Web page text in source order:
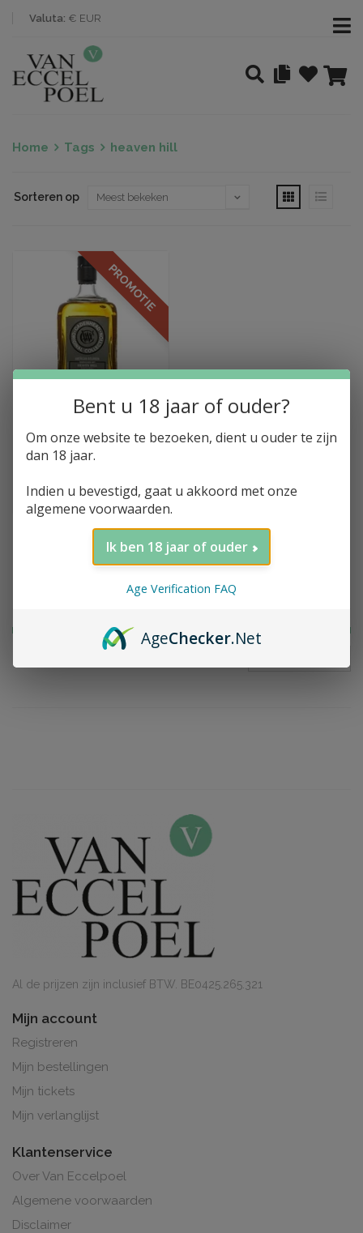
Valuta: € EUR
Home Tags heaven hill
Sorteren op
PROMOTIE
Cadenhead, Heaven
Hill, 12y, American
€100,67 €91,52
Al de prijzen zijn inclusief BTW. BE0425.265.321
Mijn account
Registreren
Mijn bestellingen
Mijn tickets
Mijn verlanglijst
Klantenservice
Over Van Eccelpoel
Algemene voorwaarden
Disclaimer
Bent u 18 jaar of ouder?
Om onze website te bezoeken, dient u ouder te zijn
dan 18 jaar.
Indien u bevestigd, gaat u akkoord met onze
algemene voorwaarden.
Ik ben 18 jaar of ouder
Age Verification FAQ
AgeChecker.Net